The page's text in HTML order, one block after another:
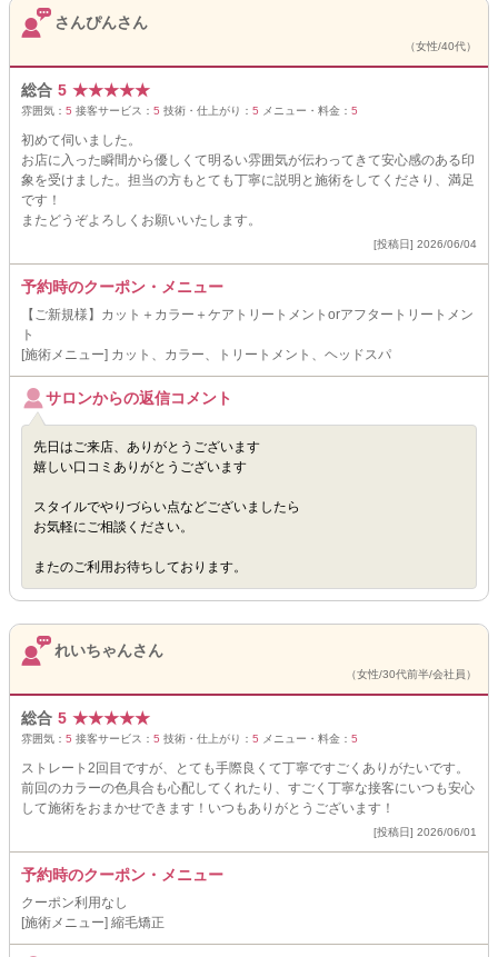
さんぴんさん
（女性/40代）
総合 5 ★★★★★
雰囲気： 5 接客サービス： 5 技術・仕上がり： 5 メニュー・料金： 5
初めて伺いました。
お店に入った瞬間から優しくて明るい雰囲気が伝わってきて安心感のある印
象を受けました。担当の方もとても丁寧に説明と施術をしてくださり、満足
です！
またどうぞよろしくお願いいたします。
[投稿日] 2026/06/04
予約時のクーポン・メニュー
【ご新規様】カット＋カラー＋ケアトリートメントorアフタートリートメン
ト
[施術メニュー] カット、カラー、トリートメント、ヘッドスパ
サロンからの返信コメント
先日はご来店、ありがとうございます
嬉しい口コミありがとうございます
スタイルでやりづらい点などございましたら
お気軽にご相談ください。
またのご利用お待ちしております。
れいちゃんさん
（女性/30代前半/会社員）
総合 5 ★★★★★
雰囲気： 5 接客サービス： 5 技術・仕上がり： 5 メニュー・料金： 5
ストレート2回目ですが、とても手際良くて丁寧ですごくありがたいです。
前回のカラーの色具合も心配してくれたり、すごく丁寧な接客にいつも安心
して施術をおまかせできます！いつもありがとうございます！
[投稿日] 2026/06/01
予約時のクーポン・メニュー
クーポン利用なし
[施術メニュー] 縮毛矯正